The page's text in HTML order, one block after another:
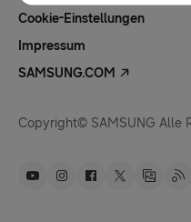
Cookie-Einstellungen
Impressum
SAMSUNG.COM
Copyright© SAMSUNG Alle